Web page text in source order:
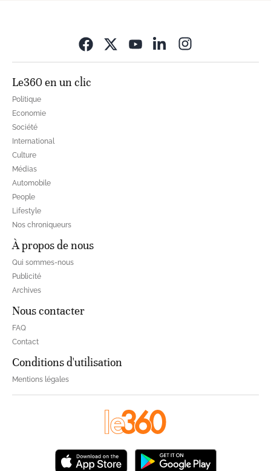
Le360 en un clic
Politique
Economie
Société
International
Culture
Médias
Automobile
People
Lifestyle
Nos chroniqueurs
À propos de nous
Qui sommes-nous
Publicité
Archives
Nous contacter
FAQ
Contact
Conditions d'utilisation
Mentions légales